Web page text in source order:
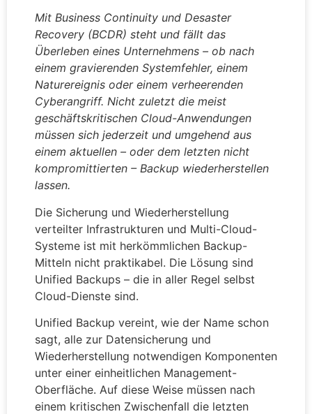
Mit Business Continuity und Desaster
Recovery (BCDR) steht und fällt das
Überleben eines Unternehmens – ob nach
einem gravierenden Systemfehler, einem
Naturereignis oder einem verheerenden
Cyberangriff. Nicht zuletzt die meist
geschäftskritischen Cloud-Anwendungen
müssen sich jederzeit und umgehend aus
einem aktuellen – oder dem letzten nicht
kompromittierten – Backup wiederherstellen
lassen.
Die Sicherung und Wiederherstellung
verteilter Infrastrukturen und Multi-Cloud-
Systeme ist mit herkömmlichen Backup-
Mitteln nicht praktikabel. Die Lösung sind
Unified Backups – die in aller Regel selbst
Cloud-Dienste sind.
Unified Backup vereint, wie der Name schon
sagt, alle zur Datensicherung und
Wiederherstellung notwendigen Komponenten
unter einer einheitlichen Management-
Oberfläche. Auf diese Weise müssen nach
einem kritischen Zwischenfall die letzten